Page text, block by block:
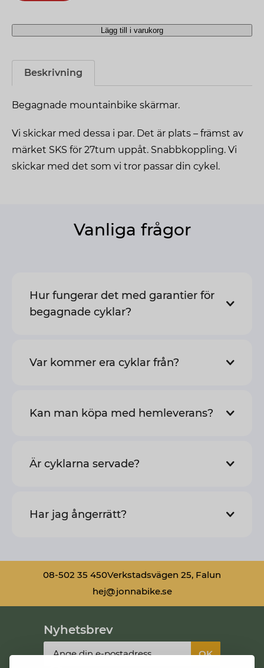
Skärmar
(MTB)
mängd
Lägg till i varukorg
Beskrivning
Begagnade mountainbike skärmar.
Vi skickar med dessa i par. Det är plats – främst av
märket SKS för 27tum uppåt. Snabbkoppling. Vi
skickar med det som vi tror passar din cykel.
Vanliga frågor
Hur fungerar det med garantier för
begagnade cyklar?
Var kommer era cyklar från?
Kan man köpa med hemleverans?
Är cyklarna servade?
Har jag ångerrätt?
08-502 35 450Verkstadsvägen 25, Falun
hej@jonnabike.se
Nyhetsbrev